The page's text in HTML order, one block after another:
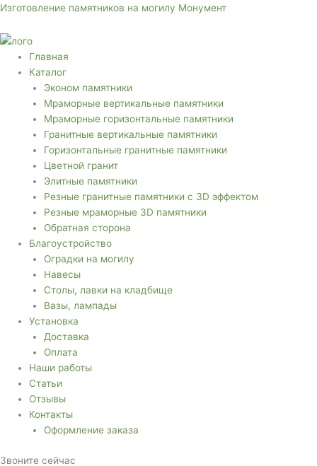
Перейти
содержимому
Изготовление памятников на могилу Монумент
Меню
Главная
Каталог
Эконом памятники
Мраморные вертикальные памятники
Мраморные горизонтальные памятники
Гранитные вертикальные памятники
Горизонтальные гранитные памятники
Цветной гранит
Элитные памятники
Резные гранитные памятники с 3D эффектом
Резные мраморные 3D памятники
Обратная сторона
Благоустройство
Оградки на могилу
Навесы
Столы, лавки на кладбище
Вазы, лампады
Установка
Доставка
Оплата
Наши работы
Статьи
Отзывы
Контакты
Оформление заказа
Звоните сейчас
Меню